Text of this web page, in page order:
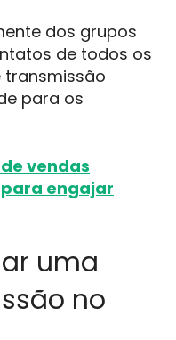
dos grupos
de todos os
transmissão
para os
vendas
engajar
uma
no